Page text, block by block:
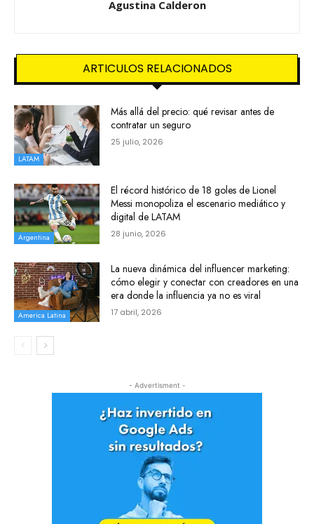
Agustina Calderon
ARTICULOS RELACIONADOS
LATAM
Más allá del precio: qué revisar antes de
contratar un seguro
25 julio, 2026
Argentina
El récord histórico de 18 goles de Lionel
Messi monopoliza el escenario mediático y
digital de LATAM
28 junio, 2026
America Latina
La nueva dinámica del influencer marketing:
cómo elegir y conectar con creadores en una
era donde la influencia ya no es viral
17 abril, 2026
- Advertisment -